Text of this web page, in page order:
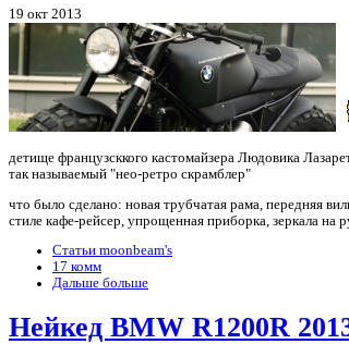
19 окт 2013
детище французсккого кастомайзера Людовика
так называемый "нео-ретро скрамблер"
что было сделано: новая трубчатая рама, передняя
стиле кафе-рейсер, упрощенная приборка, зеркала на
Статьи moonbeam's
17 комм
Дальше больше
Нейкед BMW R1200R